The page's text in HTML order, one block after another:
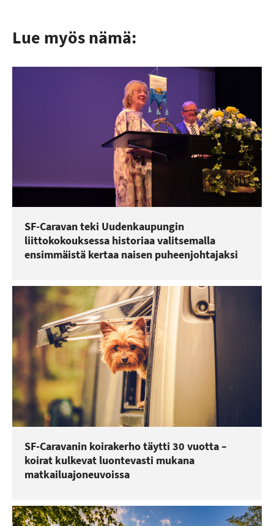
Lue myös nämä:
SF-Caravan teki Uudenkaupungin
liittokokouksessa historiaa valitsemalla
ensimmäistä kertaa naisen puheenjohtajaksi
SF-Caravanin koirakerho täytti 30 vuotta –
koirat kulkevat luontevasti mukana
matkailuajoneuvoissa